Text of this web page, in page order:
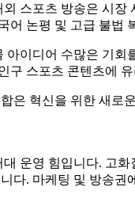
스포츠 방송은 시
어 논평 및 고급 불법
아이디어 수많은 기
구 스포츠 콘텐츠에
은 혁신을 위한 새로
운영 힘입니다. 고
다. 마케팅 및 방송